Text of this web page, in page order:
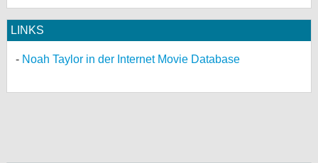
LINKS
Noah Taylor in der Internet Movie Database